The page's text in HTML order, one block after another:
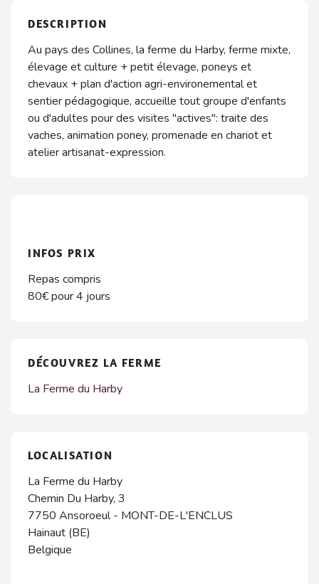
DESCRIPTION
Au pays des Collines, la ferme du Harby, ferme mixte,
élevage et culture + petit élevage, poneys et
chevaux + plan d'action agri-environemental et
sentier pédagogique, accueille tout groupe d'enfants
ou d'adultes pour des visites "actives": traite des
vaches, animation poney, promenade en chariot et
atelier artisanat-expression.
INFOS PRIX
Repas compris
80€ pour 4 jours
DÉCOUVREZ LA FERME
La Ferme du Harby
LOCALISATION
La Ferme du Harby
Chemin Du Harby, 3
7750 Ansoroeul- MONT-DE-L'ENCLUS
Hainaut (BE)
Belgique